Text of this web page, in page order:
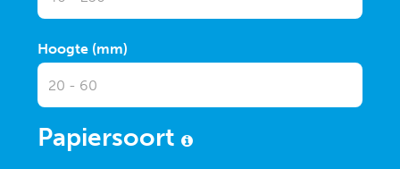
Hoogte (mm)
Papiersoort